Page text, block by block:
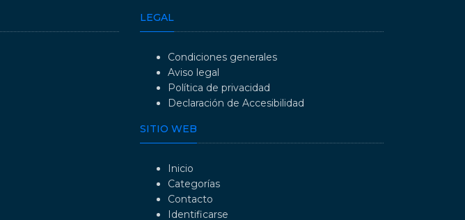
LEGAL
Condiciones generales
Aviso legal
Política de privacidad
Declaración de Accesibilidad
SITIO WEB
Inicio
Categorías
Contacto
Identificarse